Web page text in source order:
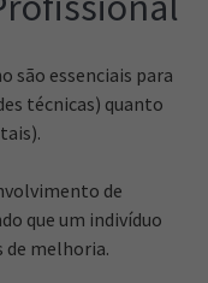
são essenciais para
técnicas) quanto
de
que um indivíduo
de melhoria.